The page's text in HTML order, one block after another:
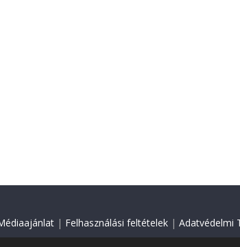
| Felhasználási feltételek | Adatvédelmi